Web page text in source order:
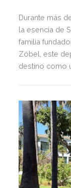
Durante más
la esencia de
familia
Zóbel, este
destino como
exclusiva